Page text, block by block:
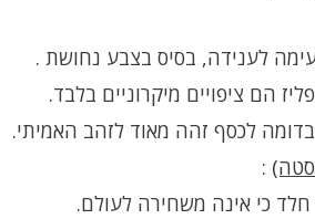
לענידה, בסיס בצבע נחושת .
הם ציפויים מיקרוניים בלבד.
:
כי אינה משחירה לעולם.